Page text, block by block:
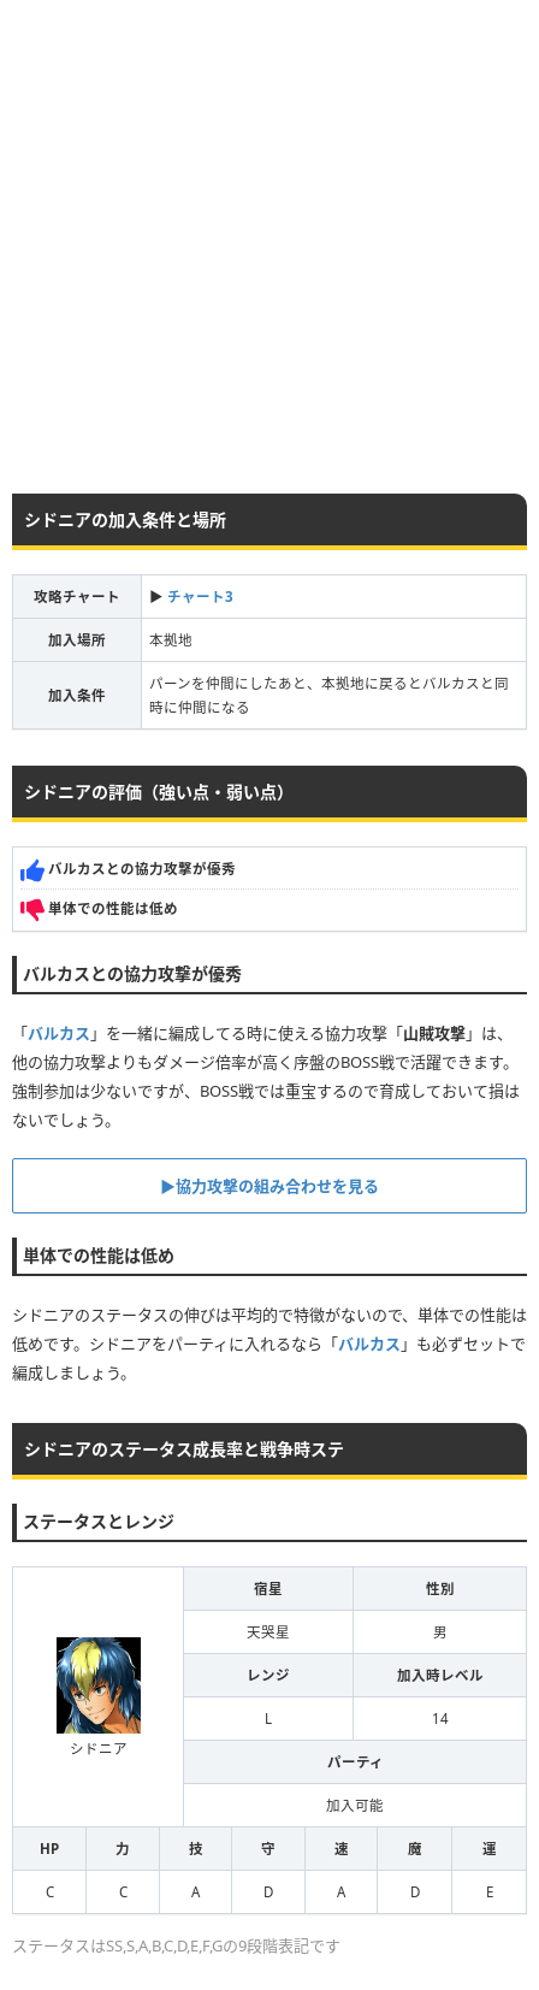
シドニアの加入条件と場所
攻略チャート ▶︎ チャート3
加入場所 本拠地
加入条件
パーンを仲間にしたあと、本拠地に戻るとバルカスと同
時に仲間になる
シドニアの評価（強い点・弱い点）
バルカスとの協力攻撃が優秀
単体での性能は低め
バルカスとの協力攻撃が優秀
「バルカス 」を一緒に編成してる時に使える協力攻撃「山賊攻撃」は、
他の協力攻撃よりもダメージ倍率が高く序盤のBOSS戦で活躍できます。
強制参加は少ないですが、BOSS戦では重宝するので育成しておいて損は
ないでしょう。
▶︎協力攻撃の組み合わせを見る
単体での性能は低め
シドニアのステータスの伸びは平均的で特徴がないので、単体での性能は
低めです。シドニアをパーティに入れるなら「バルカス 」も必ずセットで
編成しましょう。
シドニアのステータス成長率と戦争時ステ
ステータスとレンジ
シドニア
宿星 性別
天哭星 男
レンジ 加入時レベル
L 14
パーティ
加入可能
HP 力 技 守 速 魔 運
C C A D A D E
ステータスはSS,S,A,B,C,D,E,F,Gの9段階表記です